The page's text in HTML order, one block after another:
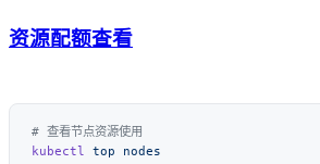
资源配额查看
kubectl top